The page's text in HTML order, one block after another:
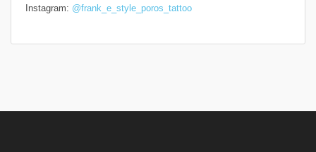
Instagram: @frank_e_style_poros_tattoo